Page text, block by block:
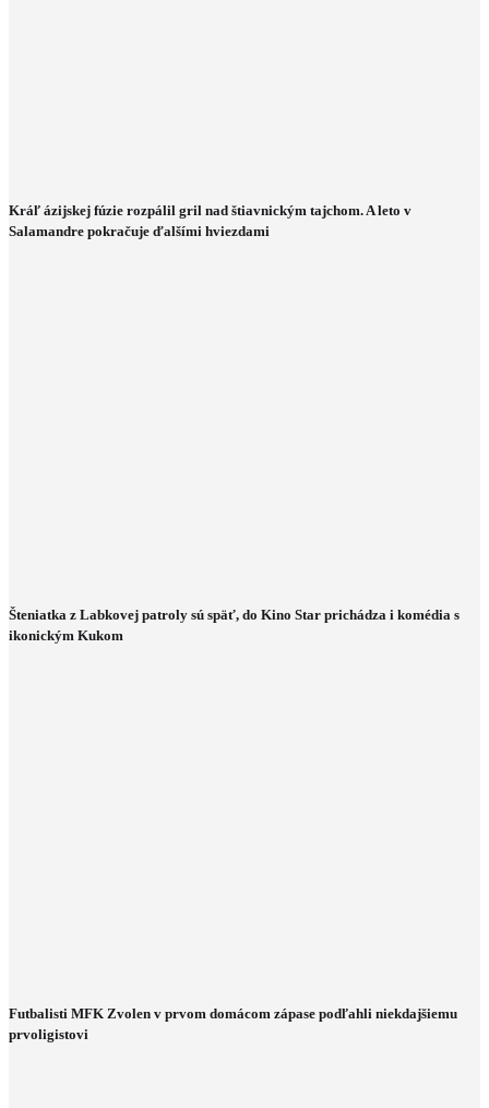
Kráľ ázijskej fúzie rozpálil gril nad štiavnickým tajchom. A leto v
Salamandre pokračuje ďalšími hviezdami
Šteniatka z Labkovej patroly sú späť, do Kino Star prichádza i komédia s
ikonickým Kukom
Futbalisti MFK Zvolen v prvom domácom zápase podľahli niekdajšiemu
prvoligistovi